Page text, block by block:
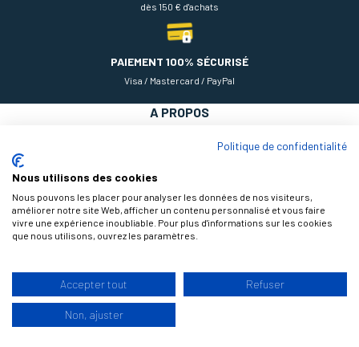
dès 150 € d'achats
PAIEMENT 100% SÉCURISÉ
Visa / Mastercard / PayPal
A PROPOS
© 2026 Théodore Maison de Peinture, tous droits réservés |
Politique de confidentialité
Nous utilisons des cookies
Nous pouvons les placer pour analyser les données de nos visiteurs,
améliorer notre site Web, afficher un contenu personnalisé et vous faire
vivre une expérience inoubliable. Pour plus d'informations sur les cookies
que nous utilisons, ouvrez les paramètres.
Accepter tout Refuser
Non, ajuster